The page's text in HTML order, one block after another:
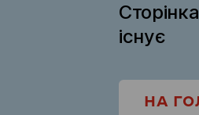
існує
НА